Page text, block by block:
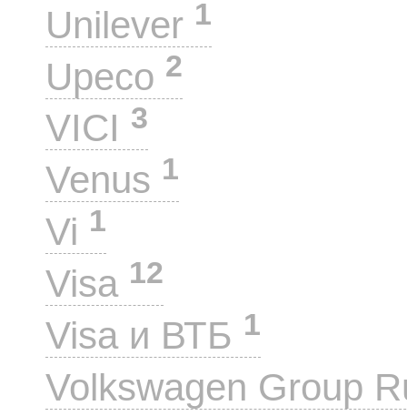
Unilever 1
Upeco 2
VICI 3
Venus 1
Vi 1
Visa 12
Visa и ВТБ 1
Volkswagen Group